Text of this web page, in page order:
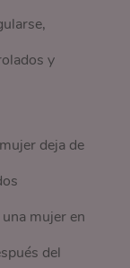
y
deja de
mujer en
del